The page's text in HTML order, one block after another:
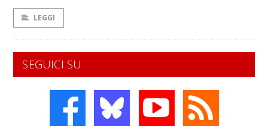
LEGGI
SEGUICI SU